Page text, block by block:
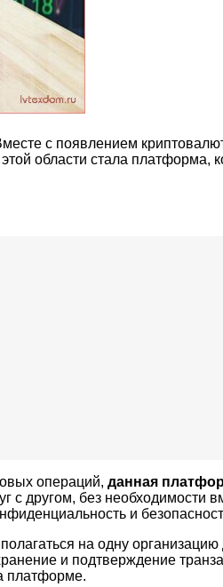
с появлением
области стала платформа,
операций, данная
с другом, без необходимости
и
на одну
и подтверждение
платформе.